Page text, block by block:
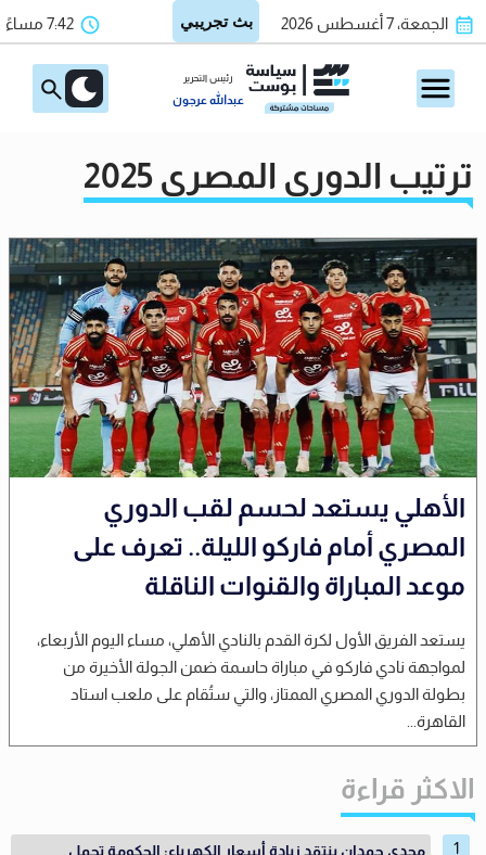
الجمعة، 7 أغسطس 2026 7:42 مساءً
رئيس التحرير
عبدالله عرجون
ترتيب الدوري المصري 2025
الأهلي يستعد لحسم لقب الدوري
المصري أمام فاركو الليلة.. تعرف على
موعد المباراة والقنوات الناقلة
يستعد الفريق الأول لكرة القدم بالنادي الأهلي، مساء اليوم الأربعاء،
لمواجهة نادي فاركو في مباراة حاسمة ضمن الجولة الأخيرة من
بطولة الدوري المصري الممتاز، والتي ستُقام على ملعب استاد
القاهرة...
الاكثر قراءة
مجدي حمدان ينتقد زيادة أسعار الكهرباء: الحكومة تحمل